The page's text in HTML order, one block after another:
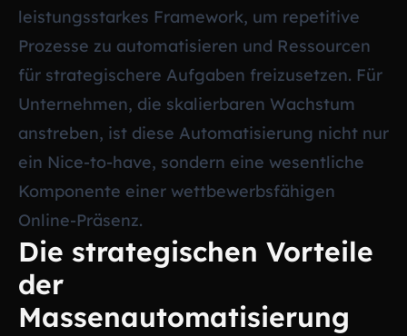
leistungsstarkes Framework, um repetitive
Prozesse zu automatisieren und Ressourcen
für strategischere Aufgaben freizusetzen. Für
Unternehmen, die skalierbaren Wachstum
anstreben, ist diese Automatisierung nicht nur
ein Nice-to-have, sondern eine wesentliche
Komponente einer wettbewerbsfähigen
Online-Präsenz.
Die strategischen Vorteile
der
Massenautomatisierung